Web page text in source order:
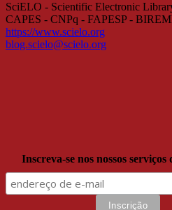
SciELO - Scientific Electronic
CAPES - CNPq - FAPESP -
https://www.scielo.org
blog.scielo@scielo.org
Inscreva-se nos nossos serviços